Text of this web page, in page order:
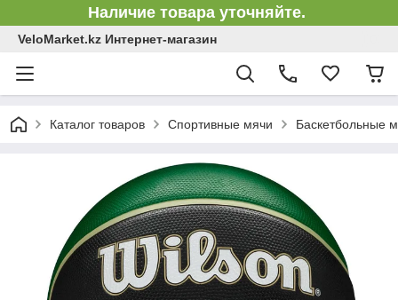
Наличие товара уточняйте.
VeloMarket.kz Интернет-магазин
Каталог товаров Спортивные мячи Баскетбольные